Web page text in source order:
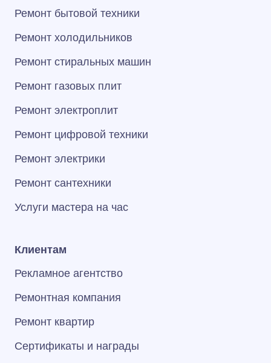
Ремонт бытовой техники
Ремонт холодильников
Ремонт стиральных машин
Ремонт газовых плит
Ремонт электроплит
Ремонт цифровой техники
Ремонт электрики
Ремонт сантехники
Услуги мастера на час
Клиентам
Рекламное агентство
Ремонтная компания
Ремонт квартир
Сертификаты и награды